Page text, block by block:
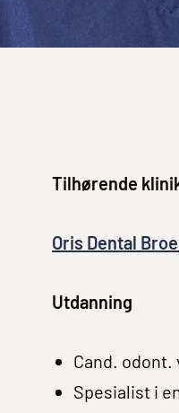
Tilhørende
Oris Dental
Utdanning
Cand. odont.
Spesialist i